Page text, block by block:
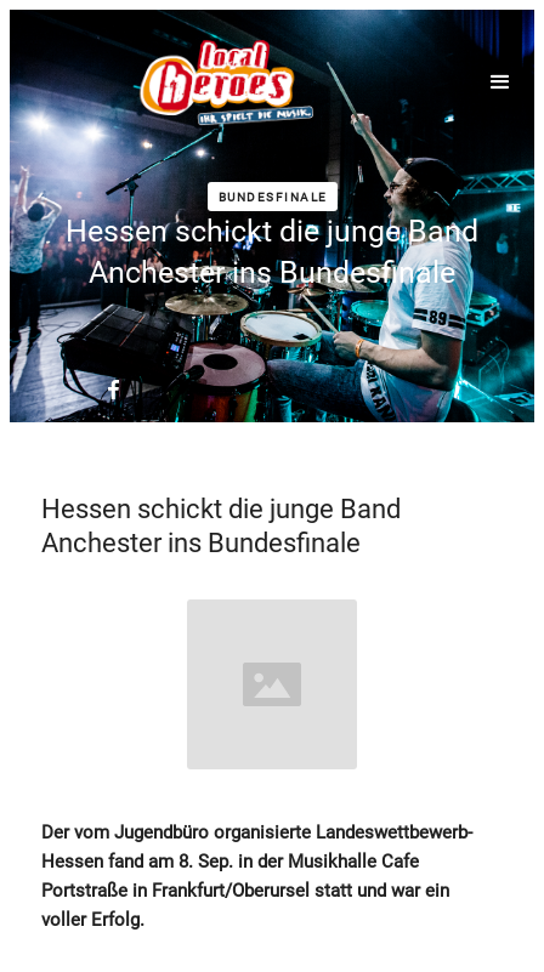
BUNDESFINALE
Hessen schickt die junge Band
Anchester ins Bundesfinale
Hessen schickt die junge Band
Anchester ins Bundesfinale
Der vom Jugendbüro organisierte Landeswettbewerb-
Hessen fand am 8. Sep. in der Musikhalle Cafe
Portstraße in Frankfurt/Oberursel statt und war ein
voller Erfolg.